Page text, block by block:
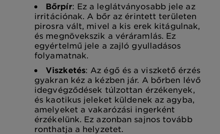
Bőrpír: Ez a leglátványosabb jele az
irritációnak. A bőr az érintett területen
pirosra vált, mivel a kis erek kitágulnak,
és megnövekszik a véráramlás. Ez
egyértelmű jele a zajló gyulladásos
folyamatnak.
Viszketés: Az égő és a viszkető érzés
gyakran kéz a kézben jár. A bőrben lévő
idegvégződések túlzottan érzékenyek,
és kaotikus jeleket küldenek az agyba,
amelyeket a vakarózási ingerként
érzékelünk. Ez azonban sajnos tovább
ronthatja a helyzetet.